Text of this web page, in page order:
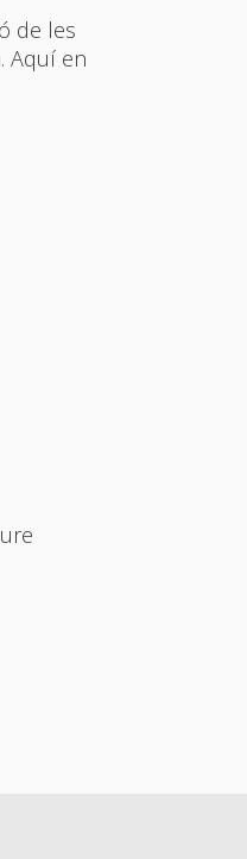
de les
Aquí en